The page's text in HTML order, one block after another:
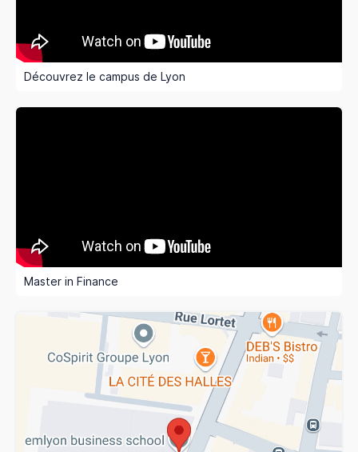
Découvrez le campus de Lyon
Master in Finance